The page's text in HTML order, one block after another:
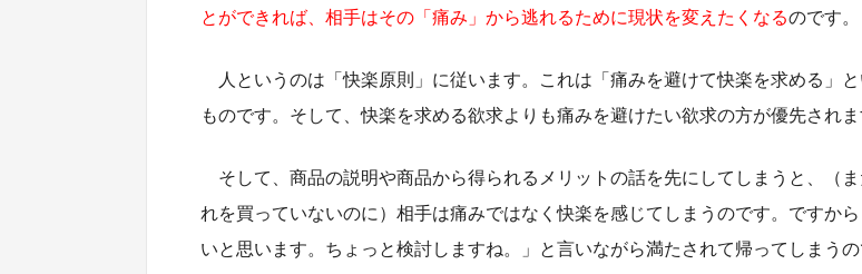
とができれば、相手はその「痛み」から逃れるために現状を変えたくなるのです。
人というのは「快楽原則」に従います。これは「痛みを避けて快楽を求める」と
ものです。そして、快楽を求める欲求よりも痛みを避けたい欲求の方が優先されま
そして、商品の説明や商品から得られるメリットの話を先にしてしまうと、（
れを買っていないのに）相手は痛みではなく快楽を感じてしまうのです。ですか
いと思います。ちょっと検討しますね。」と言いながら満たされて帰ってしまう